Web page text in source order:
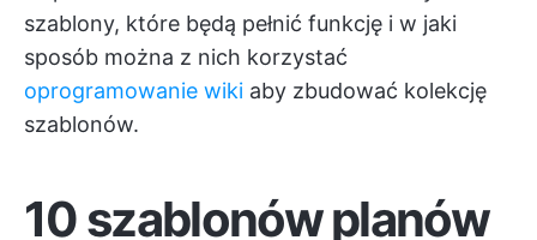
szablony, które będą pełnić funkcję i w jaki
sposób można z nich korzystać
oprogramowanie wiki aby zbudować kolekcję
szablonów.
10 szablonów planów